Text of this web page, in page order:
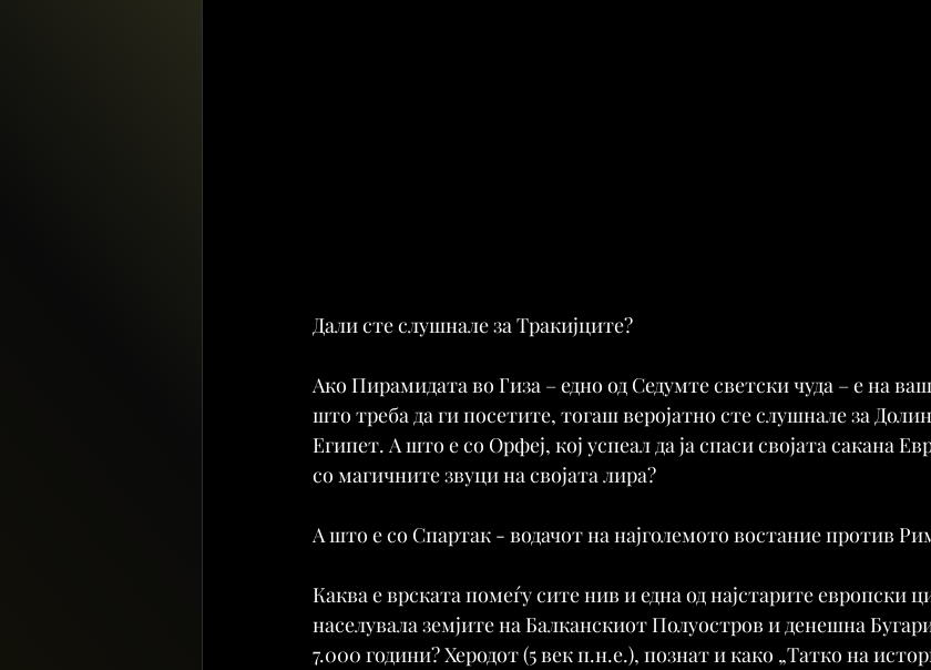
Дали сте слушнале за Тракијците?
Ако Пирамидата во Гиза – едно од Седумте светски чуда – е на
што треба да ги посетите, тогаш веројатно сте слушнале за
Египет. А што е со Орфеј, кој успеал да ја спаси својата сакана
со магичните звуци на својата лира?
А што е со Спартак - водачот на најголемото востание против
Каква е врската помеѓу сите нив и една од најстарите европски
населувала земјите на Балканскиот Полуостров и денешна
7.000 години? Херодот (5 век п.н.е.), познат и како „Татко на